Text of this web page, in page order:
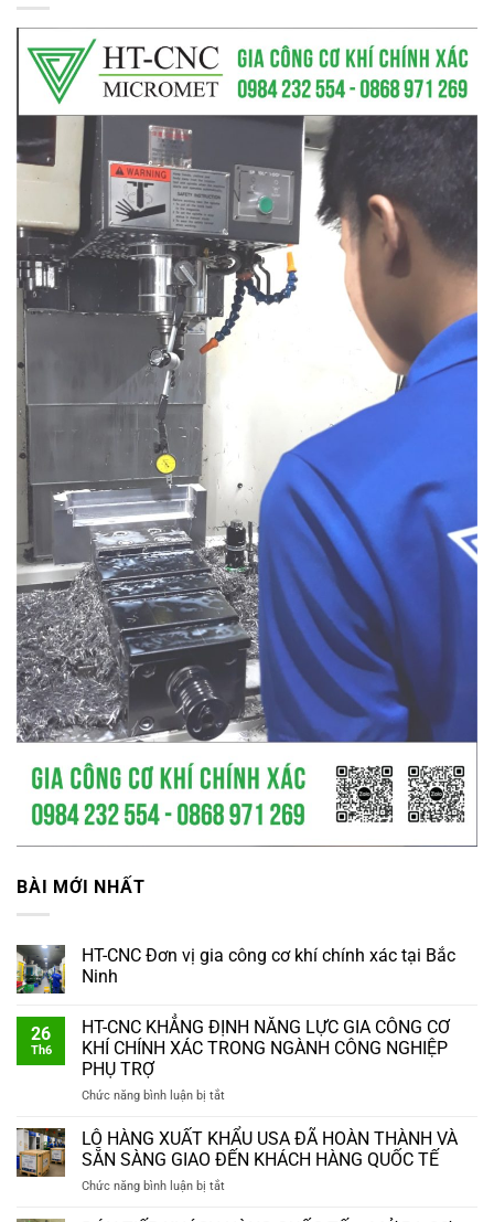
BÀI MỚI NHẤT
HT-CNC Đơn vị gia công cơ khí chính xác tại Bắc
Ninh
26
Th6
HT-CNC KHẲNG ĐỊNH NĂNG LỰC GIA CÔNG CƠ
KHÍ CHÍNH XÁC TRONG NGÀNH CÔNG NGHIỆP
PHỤ TRỢ
Chức năng bình luận bị tắtở
CNC
KHẲNG
ĐỊNH
NĂNG
LÔ HÀNG XUẤT KHẨU USA ĐÃ HOÀN THÀNH VÀ
SẴN SÀNG GIAO ĐẾN KHÁCH HÀNG QUỐC TẾ
Chức năng bình luận bị tắtở